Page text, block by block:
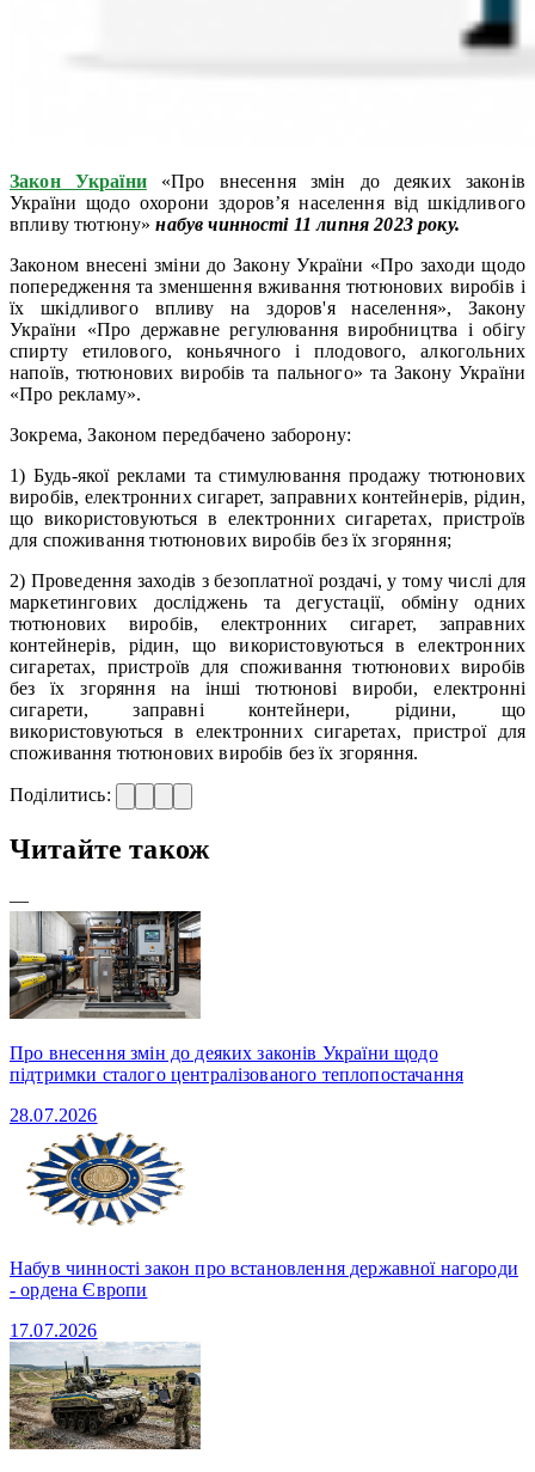
Закон України
«Про внесення змін до деяких законів
України щодо охорони здоров’я населення від шкідливого
впливу тютюну» набув чинності 11 липня 2023 року.
Законом внесені зміни до Закону України «Про заходи щодо
попередження та зменшення вживання тютюнових виробів і
їх шкідливого впливу на здоров'я населення», Закону
України «Про державне регулювання виробництва і обігу
спирту етилового, коньячного і плодового, алкогольних
напоїв, тютюнових виробів та пального» та Закону України
«Про рекламу».
Зокрема, Законом передбачено заборону:
1) Будь-якої реклами та стимулювання продажу тютюнових
виробів, електронних сигарет, заправних контейнерів, рідин,
що використовуються в електронних сигаретах, пристроїв
для споживання тютюнових виробів без їх згоряння;
2) Проведення заходів з безоплатної роздачі, у тому числі для
маркетингових досліджень та дегустації, обміну одних
тютюнових виробів, електронних сигарет, заправних
контейнерів, рідин, що використовуються в електронних
сигаретах, пристроїв для споживання тютюнових виробів
без їх згоряння на інші тютюнові вироби, електронні
сигарети, заправні контейнери, рідини, що
використовуються в електронних сигаретах, пристрої для
споживання тютюнових виробів без їх згоряння.
Поділитись:
Читайте також
—
Про внесення змін до деяких законів України щодо
підтримки сталого централізованого теплопостачання
28.07.2026
Набув чинності закон про встановлення державної нагороди
- ордена Європи
17.07.2026